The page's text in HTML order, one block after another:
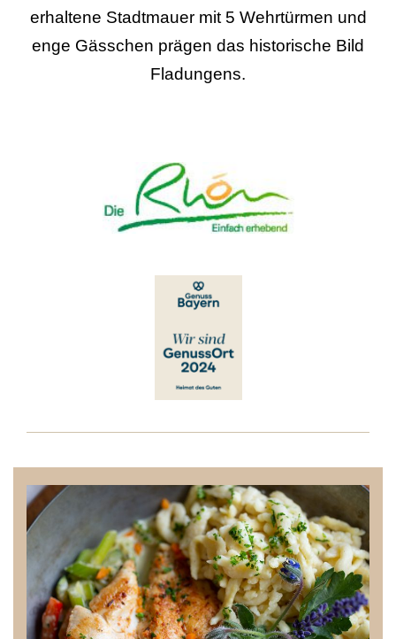
erhaltene Stadtmauer mit 5 Wehrtürmen und
enge Gässchen prägen das historische Bild
Fladungens.